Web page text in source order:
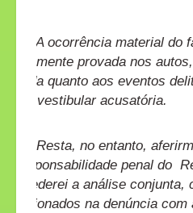
A ocorrência material do
plenamente provada nos
dúvida quanto aos eventos
peça vestibular acusatória.
Resta, no entanto,
a responsabilidade penal do
procederei a análise
relacionados na denúncia